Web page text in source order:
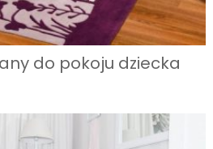
do pokoju dziecka